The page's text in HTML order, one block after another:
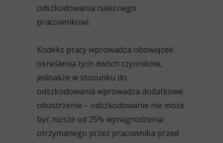
odszkodowania należnego
pracownikowi.
Kodeks pracy wprowadza obowiązek
określenia tych dwóch czynników,
jednakże w stosunku do
odszkodowania wprowadza dodatkowe
obostrzenie – odszkodowanie nie może
być niższe od 25% wynagrodzenia
otrzymanego przez pracownika przed